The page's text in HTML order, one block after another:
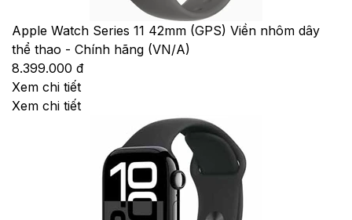
Apple Watch Series 11 42mm (GPS) Viền nhôm dây
thể thao - Chính hãng (VN/A)
8.399.000 đ
Xem chi tiết
Xem chi tiết